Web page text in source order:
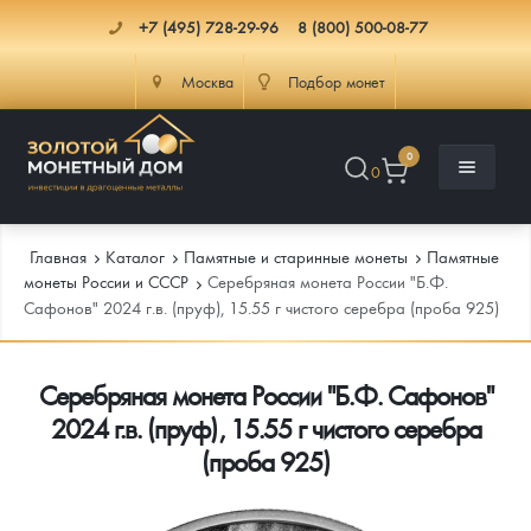
+7 (495) 728-29-96 8 (800) 500-08-77
Москва Подбор монет
0
0
Каталог
Каталог Монет
Инвестиционные монеты
Инфо
Как сделать заказ
Главная Каталог Памятные и старинные монеты
Памятные
монеты России и СССР
Серебряная монета России "Б.Ф.
Сафонов" 2024 г.в. (пруф), 15.55 г чистого серебра (проба 925)
Серебряная монета России "Б.Ф. Сафонов"
2024 г.в. (пруф), 15.55 г чистого серебра
(проба 925)